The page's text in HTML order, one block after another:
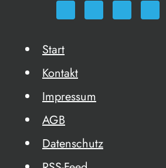
Start
Kontakt
Impressum
AGB
Datenschutz